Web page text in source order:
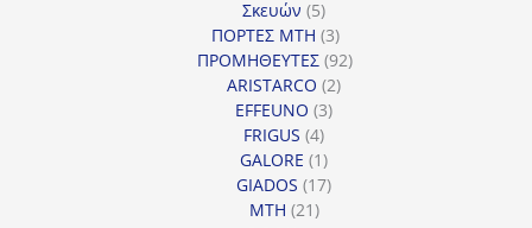
Σκευών 55
προϊόντα
ΠΟΡΤΕΣ MTH 33
προϊόντα
ΠΡΟΜΗΘΕΥΤΕΣ 9292
ARISTARCO 22
EFFEUNO 33
FRIGUS 44
προϊόντα
GALORE 11
προϊόν
GIADOS 1717
MTH 2121